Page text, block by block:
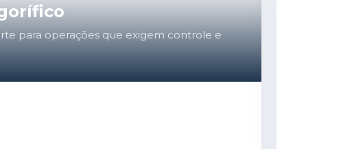
para operações que exigem controle e